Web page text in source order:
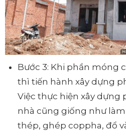
Bước 3: Khi phần móng
thì tiến hành xây dựng
Việc thực hiện xây dựng
nhà cũng giống như
thép, ghép coppha, đổ